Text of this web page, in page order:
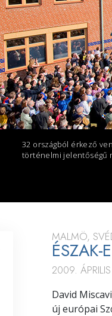
Mi a nagyság?
32 országból érkező
történelmi jelentőségű
MALMÖ,
ÉSZAK-
2009.
David
új európai